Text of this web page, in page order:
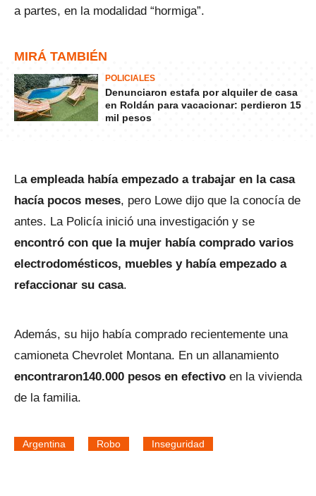
a partes, en la modalidad “hormiga”.
MIRÁ TAMBIÉN
POLICIALES
Denunciaron estafa por alquiler de casa
en Roldán para vacacionar: perdieron 15
mil pesos
La empleada había empezado a trabajar en la casa
hacía pocos meses, pero Lowe dijo que la conocía de
antes. La Policía inició una investigación y se
encontró con que la mujer había comprado varios
electrodomésticos, muebles y había empezado a
refaccionar su casa.
Además, su hijo había comprado recientemente una
camioneta Chevrolet Montana. En un allanamiento
encontraron140.000 pesos en efectivo en la vivienda
de la familia.
Argentina Robo Inseguridad